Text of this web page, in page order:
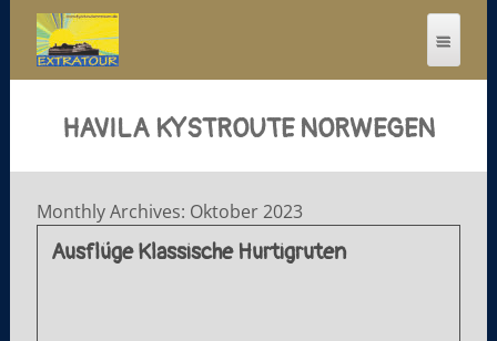
HAVILA KYSTROUTE NORWEGEN
Monthly Archives: Oktober 2023
Ausflüge Klassische Hurtigruten